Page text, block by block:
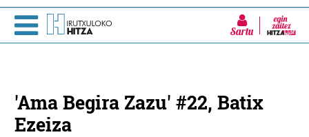
Sartu
'Ama Begira Zazu' #22, Batix
Ezeiza